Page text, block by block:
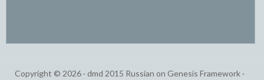
Copyright © 2026 · dmd 2015 Russian on Genesis Framework ·